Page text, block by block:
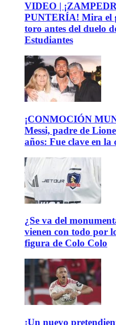
VIDEO |
PUNTERÍA! Mira el
toro antes del duelo
Estudiantes
¡CONMOCIÓN
Messi, padre de
años: Fue clave en
¿Se va del
vienen con todo por
figura de Colo Colo
¡Un nuevo